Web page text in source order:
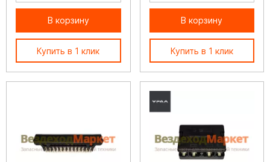
В корзину
Купить в 1 клик
В корзину
Купить в 1 клик